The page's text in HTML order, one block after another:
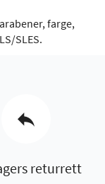
farge,
SLES.
returrett